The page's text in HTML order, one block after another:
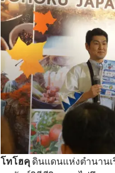
โทโฮคุ ดินแดนแห่งตำนานเ